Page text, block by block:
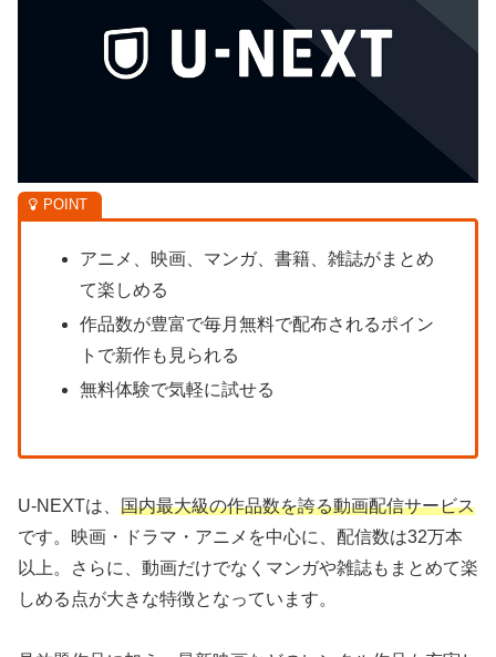
アニメ、映画、マンガ、書籍、雑誌がまとめ
て楽しめる
作品数が豊富で毎月無料で配布されるポイン
トで新作も見られる
無料体験で気軽に試せる
U-NEXTは、 国内最大級の作品数を誇る動画配信サービス
です。映画・ドラマ・アニメを中心に、配信数は32万本
以上。さらに、動画だけでなくマンガや雑誌もまとめて楽
しめる点が大きな特徴となっています。